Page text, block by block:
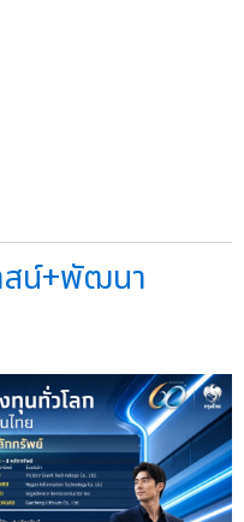
น์+พัฒนา